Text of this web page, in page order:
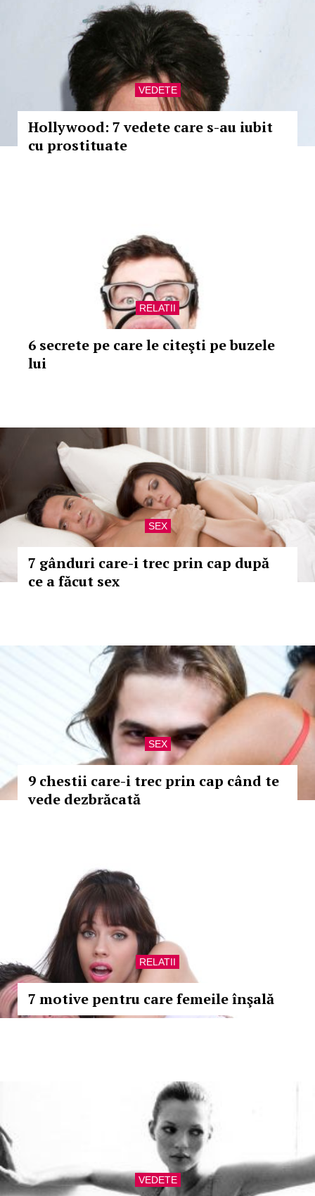
VEDETE
Hollywood: 7 vedete care s-au iubit
cu prostituate
RELATII
6 secrete pe care le citeşti pe buzele
lui
SEX
7 gânduri care-i trec prin cap după
ce a făcut sex
SEX
9 chestii care-i trec prin cap când te
vede dezbrăcată
RELATII
7 motive pentru care femeile înşală
VEDETE